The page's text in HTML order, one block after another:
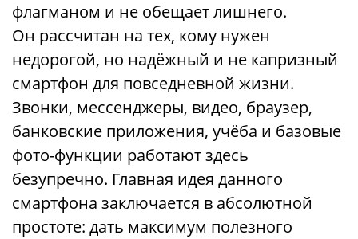
флагманом и не обещает лишнего.
Он рассчитан на тех, кому нужен
недорогой, но надёжный и не капризный
смартфон для повседневной жизни.
Звонки, мессенджеры, видео, браузер,
банковские приложения, учёба и базовые
фото-функции работают здесь
безупречно. Главная идея данного
смартфона заключается в абсолютной
простоте: дать максимум полезного